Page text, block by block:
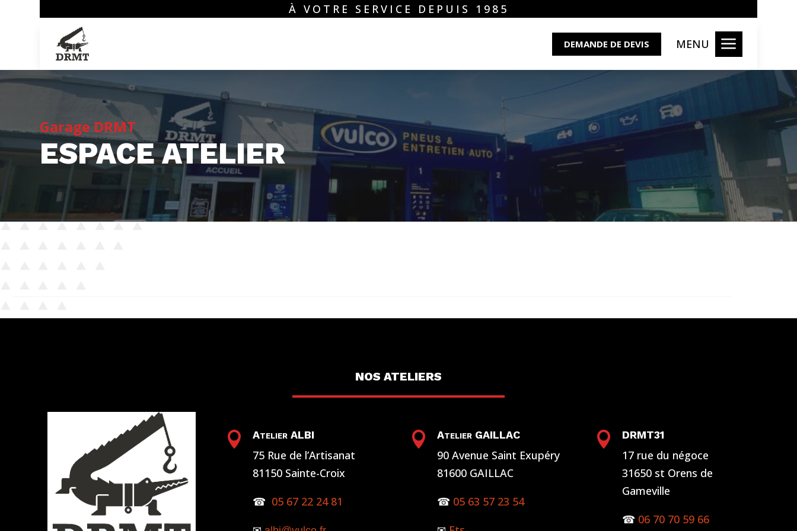
Gérer le consentement
À VOTRE SERVICE DEPUIS 1985
DEMANDE DE DEVIS MENU a
Garage DRMT
ESPACE ATELIER
NOS ATELIERS
 Atelier ALBI
75 Rue de l’Artisanat
81150 Sainte-Croix
☎ 05 67 22 24 81
 Atelier GAILLAC
90 Avenue Saint Exupéry
81600 GAILLAC
☎ 05 63 57 23 54
 DRMT31
17 rue du négoce
31650 st Orens de
Gameville
☎ 06 70 70 59 66